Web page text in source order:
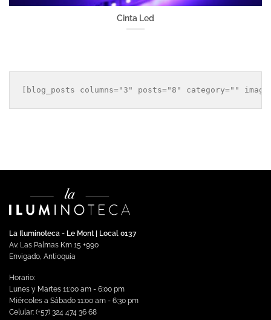
Cinta Led
[blog_posts columns="3" posts="8" category=""
La Iluminoteca - Le Mont | Local 0137
Av. Las Palmas Km 15 +990
Envigado, Antioquia
Horario:
Lunes y Martes 11:00 am - 6:00 pm
Miércoles a Sábado 11:00 am - 6:30 pm
Celular: (+57) 324 474 36 68